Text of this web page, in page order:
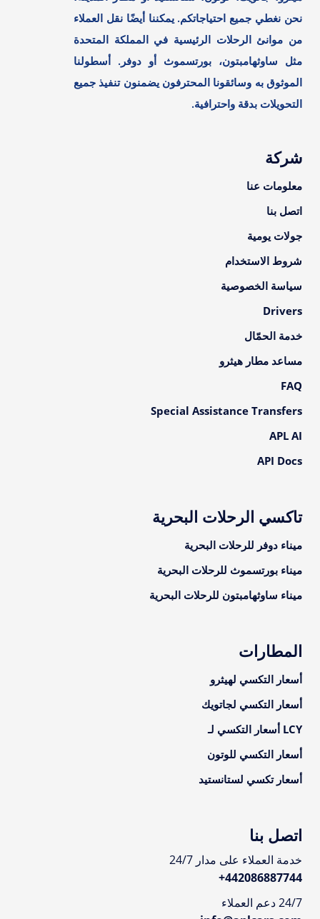
نحن نغطي جميع احتياجاتكم. يمكننا أيضًا نقل العملاء
من موانئ الرحلات الرئيسية في المملكة المتحدة
مثل ساوثهامبتون، بورتسموث أو دوفر. أسطولنا
الموثوق به وسائقونا المحترفون يضمنون تنفيذ جميع
التحويلات بدقة واحترافية.
شركة
معلومات عنا
اتصل بنا
جولات يومية
شروط الاستخدام
سياسة الخصوصية
Drivers
خدمة الحمّال
مساعد مطار هيثرو
FAQ
Special Assistance Transfers
APL AI
API Docs
تاكسي الرحلات البحرية
ميناء دوفر للرحلات البحرية
ميناء بورتسموث للرحلات البحرية
ميناء ساوثهامبتون للرحلات البحرية
المطارات
أسعار التكسي لهيثرو
أسعار التكسي لجاتويك
LCY أسعار التكسي لـ
أسعار التكسي للوتون
أسعار تكسي لستانستيد
اتصل بنا
خدمة العملاء على مدار 24/7
+442086887744
24/7 دعم العملاء